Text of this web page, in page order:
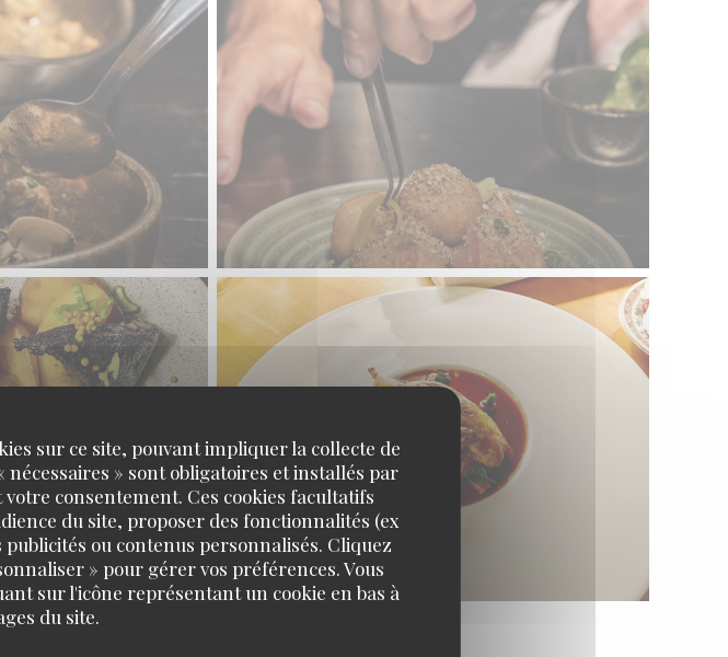
sur ce site, pouvant impliquer la collecte de
» sont obligatoires et installés par
consentement. Ces cookies facultatifs
du site, proposer des fonctionnalités (ex
ou contenus personnalisés. Cliquez
» pour gérer vos préférences. Vous
sur l'icône représentant un cookie en bas à
du site.